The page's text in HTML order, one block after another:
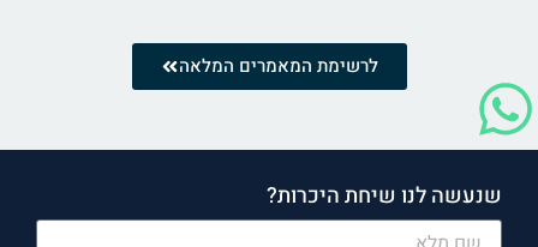
לרשימת המאמרים המלאה
שנעשה לנו שיחת היכרות?